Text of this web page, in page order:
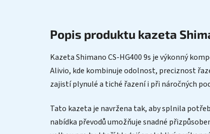
Popis produktu kazeta
Kazeta Shimano CS-HG400 9s je výkonný
Alivio, kde kombinuje odolnost, preciznost
zajistí plynulé a tiché řazení i při náročných
Tato kazeta je navržena tak, aby splnila
nabídka převodů umožňuje snadné